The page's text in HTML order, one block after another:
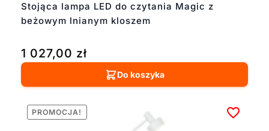
Stojąca lampa LED do czytania Magic z
beżowym lnianym kloszem
1 027,00 zł
Do koszyka
PROMOCJA!